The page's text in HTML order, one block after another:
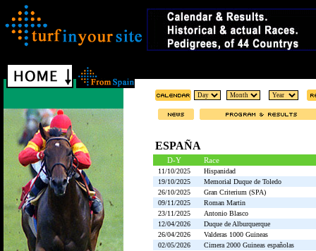
ESPAÑA
D-Y Race
11/10/2025
Hispanidad
19/10/2025
Memorial Duque de Toledo
26/10/2025
Gran Criterium (SPA)
09/11/2025
Roman Martin
23/11/2025
Antonio Blasco
12/04/2026
Duque de Alburquerque
26/04/2026
Valderas 1000 Guineas
02/05/2026
Cimera 2000 Guineas españolas